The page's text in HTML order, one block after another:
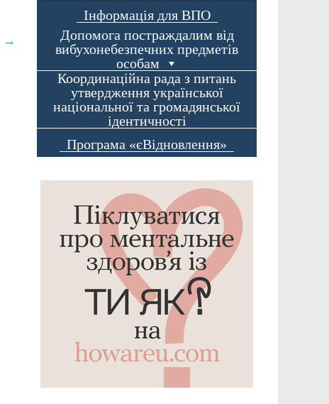
→
Інформація для ВПО
Допомога постраждалим від
вибухонебезпечних предметів
особам
Координаційна рада з питань
утвердження української
національної та громадянської
ідентичності
Програма «єВідновлення»